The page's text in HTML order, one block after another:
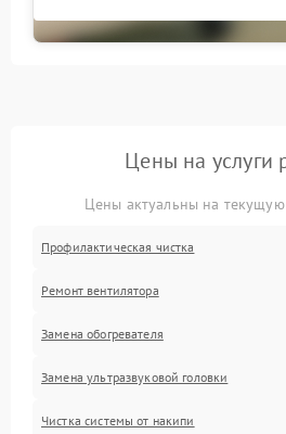
Цены на услуги
Цены актуальны на
Профилактическая чистка
Ремонт вентилятора
Замена обогревателя
Замена ультразвуковой головки
Чистка системы от накипи